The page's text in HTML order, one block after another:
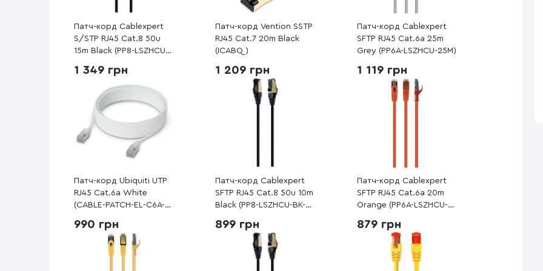
Патч-корд Cablexpert
S/STP RJ45 Cat.8 50u
15m Black (PP8-LSZHCU-
1 349 грн
Патч-корд Vention SSTP
RJ45 Cat.7 20m Black
(ICABQ)
1 209 грн
Патч-корд Cablexpert
SFTP RJ45 Cat.6a 25m
Grey (PP6A-LSZHCU-25M)
1 119 грн
Патч-корд Ubiquiti UTP
RJ45 Cat.6a White
(CABLE-PATCH-EL-C6A-
990 грн
Патч-корд Cablexpert
SFTP RJ45 Cat.8 50u 10m
Black (PP8-LSZHCU-BK-
899 грн
Патч-корд Cablexpert
SFTP RJ45 Cat.6a 20m
Orange (PP6A-LSZHCU-
879 грн